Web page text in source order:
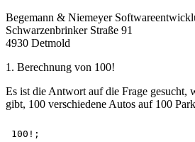
Begemann & Niemeyer
Schwarzenbrinker Straße 91
4930 Detmold
1. Berechnung von 100!
Es ist die Antwort auf die Frage gesucht,
gibt, 100 verschiedene Autos auf 100
100!;